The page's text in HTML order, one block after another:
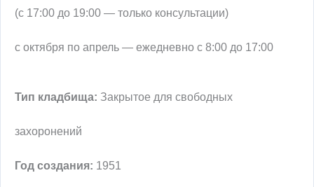
(с 17:00 до 19:00 — только консультации)
с октября по апрель — ежедневно с 8:00 до 17:00
Тип кладбища: Закрытое для свободных
захоронений
Год создания: 1951